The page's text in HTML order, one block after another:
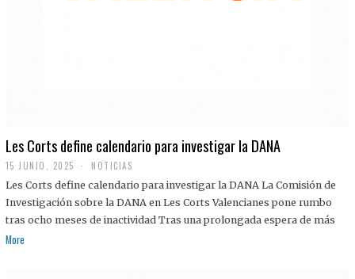
Les Corts define calendario para investigar la DANA
15 JUNIO, 2025 NOTICIAS
Les Corts define calendario para investigar la DANA La Comisión de
Investigación sobre la DANA en Les Corts Valencianes pone rumbo
tras ocho meses de inactividad Tras una prolongada espera de más
More